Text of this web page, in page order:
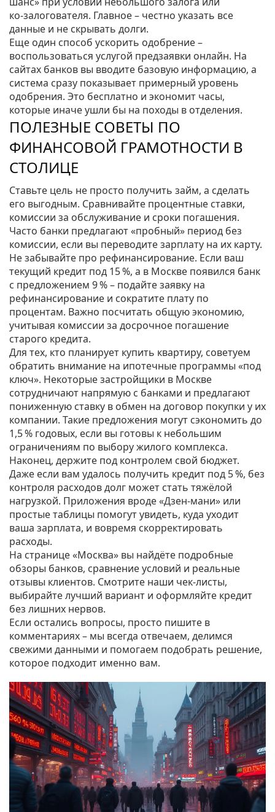
ко‑залогователя. Главное – честно указать все
данные и не скрывать долги.
Еще один способ ускорить одобрение –
воспользоваться услугой предзаявки онлайн. На
сайтах банков вы вводите базовую информацию, а
система сразу показывает примерный уровень
одобрения. Это бесплатно и экономит часы,
которые иначе ушли бы на походы в отделения.
ПОЛЕЗНЫЕ СОВЕТЫ ПО
ФИНАНСОВОЙ ГРАМОТНОСТИ В
СТОЛИЦЕ
Ставьте цель не просто получить займ, а сделать
его выгодным. Сравнивайте процентные ставки,
комиссии за обслуживание и сроки погашения.
Часто банки предлагают «пробный» период без
комиссии, если вы переводите зарплату на их карту.
Не забывайте про рефинансирование. Если ваш
текущий кредит под 15 %, а в Москве появился банк
с предложением 9 % – подайте заявку на
рефинансирование и сократите плату по
процентам. Важно посчитать общую экономию,
учитывая комиссии за досрочное погашение
старого кредита.
Для тех, кто планирует купить квартиру, советуем
обратить внимание на ипотечные программы «под
ключ». Некоторые застройщики в Москве
сотрудничают напрямую с банками и предлагают
пониженную ставку в обмен на договор покупки у их
компании. Такие предложения могут сэкономить до
1,5 % годовых, если вы готовы к небольшим
ограничениям по выбору жилого комплекса.
Наконец, держите под контролем свой бюджет.
Даже если вам удалось получить кредит под 5 %, без
контроля расходов долг может стать тяжёлой
нагрузкой. Приложения вроде «Дзен-мани» или
простые таблицы помогут увидеть, куда уходит
ваша зарплата, и вовремя скорректировать
расходы.
На странице «Москва» вы найдёте подробные
обзоры банков, сравнение условий и реальные
отзывы клиентов. Смотрите наши чек‑листы,
выбирайте лучший вариант и оформляйте кредит
без лишних нервов.
Если остались вопросы, просто пишите в
комментариях – мы всегда отвечаем, делимся
свежими данными и помогаем подобрать решение,
которое подходит именно вам.